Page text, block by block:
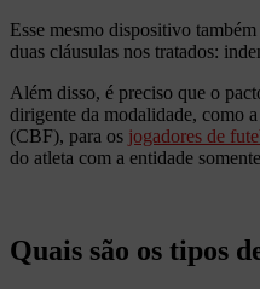
Esse mesmo dispositivo
duas cláusulas nos tratados:
Além disso, é preciso que o
dirigente da modalidade, como
(CBF), para os jogadores de
do atleta com a entidade
Quais são os tipos